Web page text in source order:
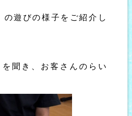
遊びの様子をご紹介し
聞き、お客さんのらい